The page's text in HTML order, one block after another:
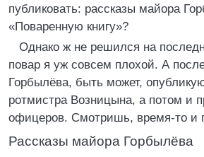
публиковать: рассказы майора
«Поваренную книгу»?
Однако ж не решился на
повар я уж совсем плохой. А
Горбылёва, быть может,
ротмистра Возницына, а потом и
офицеров. Смотришь, время-то и
Рассказы майора Горбылёва